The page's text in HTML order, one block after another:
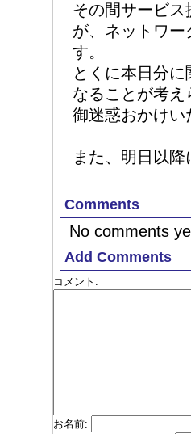
その間サービ
が、ネットワ
す。
とくに本日分
なることが考え
御迷惑おかけい
また、明日以
Comments
No comments
Add Comments
コメント :
お名前: